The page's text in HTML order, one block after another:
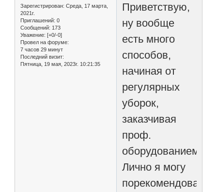
Зарегистрирован: Среда, 17 марта,
2021г.
Приглашений: 0
Сообщений: 173
Уважение: [+0/-0]
Провел на форуме:
7 часов 29 минут
Последний визит:
Пятница, 19 мая, 2023г. 10:21:35
Приветствую,
ну вообще
есть много
способов,
начиная от
регулярных
уборок,
заказчивая
проф.
оборудованием.
Лично я могу
порекомендовать